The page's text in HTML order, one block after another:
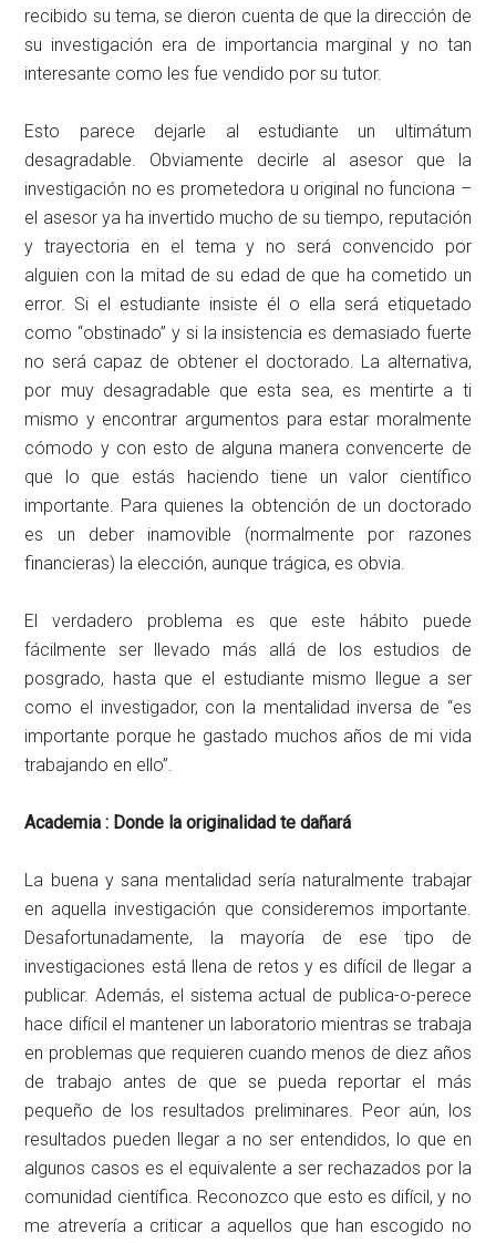
recibido su tema, se dieron cuenta de que la dirección de
su investigación era de importancia marginal y no tan
interesante como les fue vendido por su tutor.
Esto parece dejarle al estudiante un ultimátum
desagradable. Obviamente decirle al asesor que la
investigación no es prometedora u original no funciona –
el asesor ya ha invertido mucho de su tiempo, reputación
y trayectoria en el tema y no será convencido por
alguien con la mitad de su edad de que ha cometido un
error. Si el estudiante insiste él o ella será etiquetado
como “obstinado” y si la insistencia es demasiado fuerte
no será capaz de obtener el doctorado. La alternativa,
por muy desagradable que esta sea, es mentirte a ti
mismo y encontrar argumentos para estar moralmente
cómodo y con esto de alguna manera convencerte de
que lo que estás haciendo tiene un valor científico
importante. Para quienes la obtención de un doctorado
es un deber inamovible (normalmente por razones
financieras) la elección, aunque trágica, es obvia.
El verdadero problema es que este hábito puede
fácilmente ser llevado más allá de los estudios de
posgrado, hasta que el estudiante mismo llegue a ser
como el investigador, con la mentalidad inversa de “es
importante porque he gastado muchos años de mi vida
trabajando en ello”.
Academia : Donde la originalidad te dañará
La buena y sana mentalidad sería naturalmente trabajar
en aquella investigación que consideremos importante.
Desafortunadamente, la mayoría de ese tipo de
investigaciones está llena de retos y es difícil de llegar a
publicar. Además, el sistema actual de publica-o-perece
hace difícil el mantener un laboratorio mientras se trabaja
en problemas que requieren cuando menos de diez años
de trabajo antes de que se pueda reportar el más
pequeño de los resultados preliminares. Peor aún, los
resultados pueden llegar a no ser entendidos, lo que en
algunos casos es el equivalente a ser rechazados por la
comunidad científica. Reconozco que esto es difícil, y no
me atrevería a criticar a aquellos que han escogido no